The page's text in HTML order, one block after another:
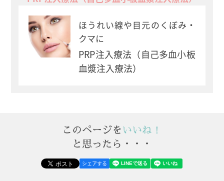
ほうれい線や目元のくぼみ・
クマに
PRP注入療法（自己多血小板
血漿注入療法）
このページをいいね！
と思ったら・・・
シェアする